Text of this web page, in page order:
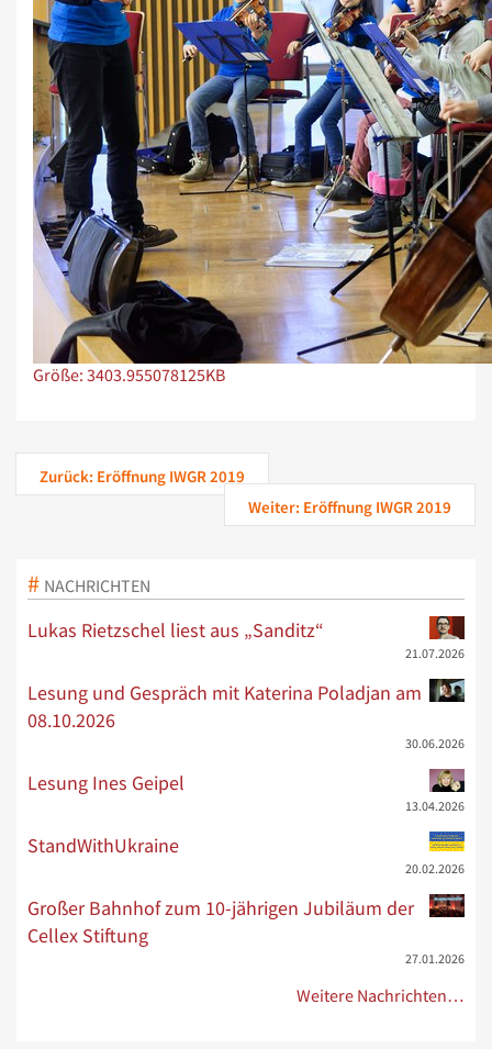
Zeige Bild in voller Größe…
Größe: 3403.955078125KB
Zurück: Eröffnung IWGR 2019
Weiter: Eröffnung IWGR 2019
NACHRICHTEN
Lukas Rietzschel liest aus „Sanditz“
21.07.2026
Lesung und Gespräch mit Katerina Poladjan am
08.10.2026
30.06.2026
Lesung Ines Geipel
13.04.2026
StandWithUkraine
20.02.2026
Großer Bahnhof zum 10-jährigen Jubiläum der
Cellex Stiftung
27.01.2026
Weitere Nachrichten…